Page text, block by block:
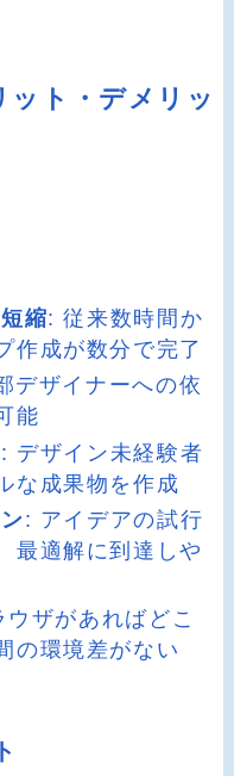
ト・デメリッ
縮: 従来数時間か
作成が数分で完了
デザイナーへの依
能
: デザイン未経験者
な成果物を作成
: アイデアの試行
最適解に到達しや
ウザがあればどこ
の環境差がない